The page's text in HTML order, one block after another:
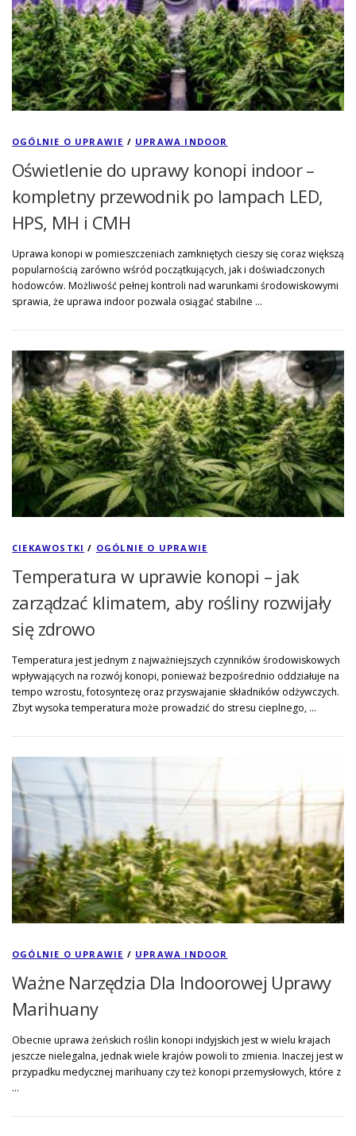
OGÓLNIE O UPRAWIE / UPRAWA INDOOR
Oświetlenie do uprawy konopi indoor –
kompletny przewodnik po lampach LED,
HPS, MH i CMH
Uprawa konopi w pomieszczeniach zamkniętych cieszy się coraz większą
popularnością zarówno wśród początkujących, jak i doświadczonych
hodowców. Możliwość pełnej kontroli nad warunkami środowiskowymi
sprawia, że uprawa indoor pozwala osiągać stabilne …
CIEKAWOSTKI / OGÓLNIE O UPRAWIE
Temperatura w uprawie konopi – jak
zarządzać klimatem, aby rośliny rozwijały
się zdrowo
Temperatura jest jednym z najważniejszych czynników środowiskowych
wpływających na rozwój konopi, ponieważ bezpośrednio oddziałuje na
tempo wzrostu, fotosyntezę oraz przyswajanie składników odżywczych.
Zbyt wysoka temperatura może prowadzić do stresu cieplnego, …
OGÓLNIE O UPRAWIE / UPRAWA INDOOR
Ważne Narzędzia Dla Indoorowej Uprawy
Marihuany
Obecnie uprawa żeńskich roślin konopi indyjskich jest w wielu krajach
jeszcze nielegalna, jednak wiele krajów powoli to zmienia. Inaczej jest w
przypadku medycznej marihuany czy też konopi przemysłowych, które z
…